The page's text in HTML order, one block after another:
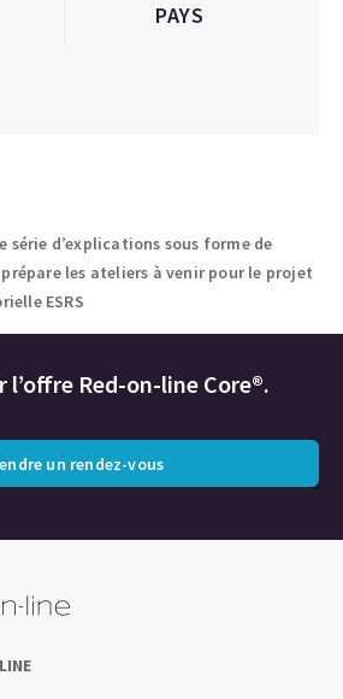
PAYS
série d’explications sous forme de
les ateliers à venir pour le projet
ESRS
l’offre Red-on-line Core®.
un rendez-vous